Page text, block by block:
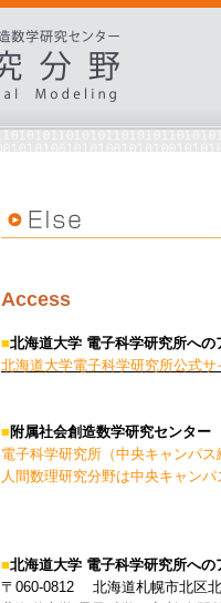
Access
■北海道大学 電子科学研究所への
北海道大学電子科学研究所公式
■ 附属社会創造数学研究センタ
電子科学研究所（中央キャンパ
人間数理研究分野は中央キャン
■北海道大学 電子科学研究所への
〒060-0812 北海道札幌市北区